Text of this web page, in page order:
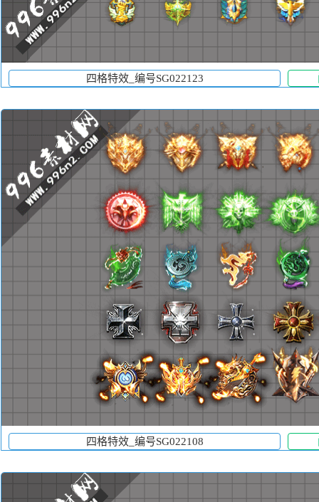
四格特效_编号SG022123
四格特效_编号SG022108